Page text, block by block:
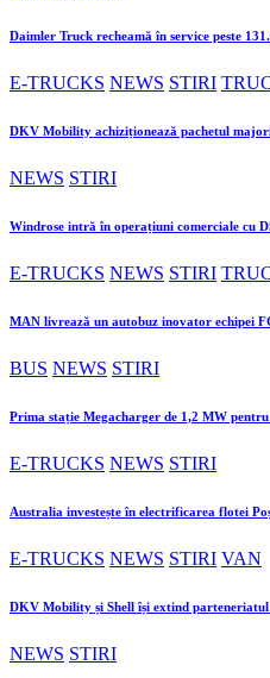
Daimler Truck recheamă în service peste
E-TRUCKS NEWS STIRI
DKV Mobility achiziționează pachetul
NEWS STIRI
Windrose intră în operațiuni comerciale cu
E-TRUCKS NEWS STIRI
MAN livrează un autobuz inovator echipei
BUS NEWS STIRI
Prima stație Megacharger de 1,2 MW
E-TRUCKS NEWS STIRI
Australia investește în electrificarea flotei
E-TRUCKS NEWS STIRI VAN
DKV Mobility și Shell își extind parteneriatul
NEWS STIRI